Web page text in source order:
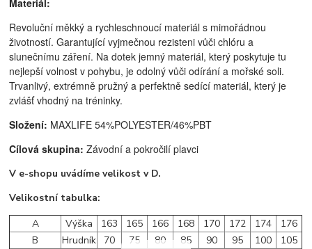
Materiál:
Revoluční měkký a rychleschnoucí materiál s mimořádnou
životností. Garantující vyjmečnou rezisteni vůči chlóru a
slunečnímu záření. Na dotek jemný materiál, který poskytuje tu
nejlepší volnost v pohybu, je odolný vůči odírání a mořské soli.
Trvanlivý, extrémně pružný a perfektně sedící materiál, který je
zvlášť vhodný na tréninky.
Složení: MAXLIFE 54%POLYESTER/46%PBT
Cílová skupina:Závodní a pokročilí plavci
V e-shopu uvádíme velikost v D.
Velikostní tabulka:
A
Výška 163 165 166 168 170 172 174
176
B
Hrudník 70 75 80 85 90 95 100
105